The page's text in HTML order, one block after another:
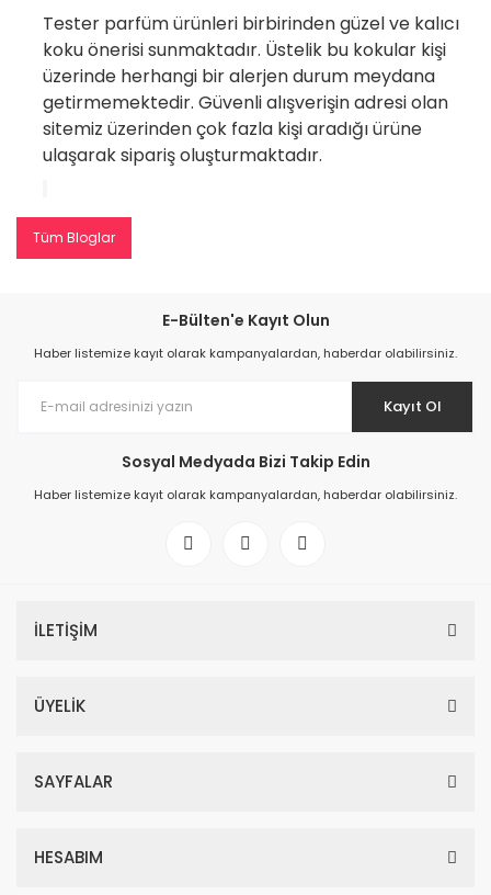
Tester parfüm ürünleri birbirinden güzel ve kalıcı
koku önerisi sunmaktadır. Üstelik bu kokular kişi
üzerinde herhangi bir alerjen durum meydana
getirmemektedir. Güvenli alışverişin adresi olan
sitemiz üzerinden çok fazla kişi aradığı ürüne
ulaşarak sipariş oluşturmaktadır.
Tüm Bloglar
E-Bülten'e Kayıt Olun
Haber listemize kayıt olarak kampanyalardan, haberdar olabilirsiniz.
Kayıt Ol
Sosyal Medyada Bizi Takip Edin
Haber listemize kayıt olarak kampanyalardan, haberdar olabilirsiniz.
İLETİŞİM
ÜYELİK
SAYFALAR
HESABIM